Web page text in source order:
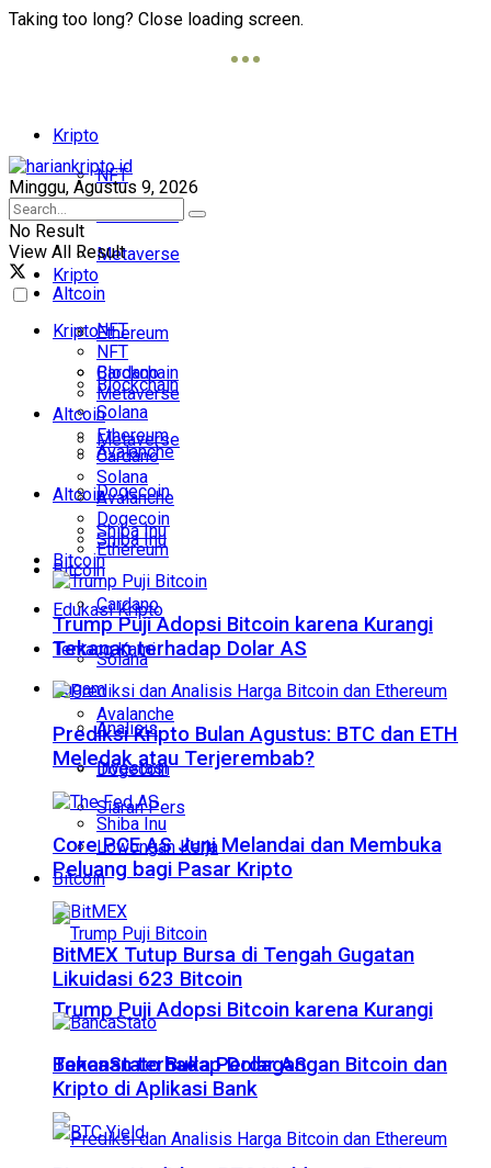
Taking too long? Close loading screen.
Kripto
NFT
Blockchain
Metaverse
Altcoin
Ethereum
Cardano
Solana
Avalanche
Dogecoin
Shiba Inu
Bitcoin
Edukasi Kripto
Tentang Kami
Ragam
Analisis
Investasi
Siaran Pers
Lowongan Kerja
Minggu, Agustus 9, 2026
No Result
View All Result
Kripto
NFT
Blockchain
Metaverse
Altcoin
Ethereum
Cardano
Solana
Avalanche
Dogecoin
Shiba Inu
Bitcoin
Trump Puji Adopsi Bitcoin karena Kurangi
Tekanan terhadap Dolar AS
Kripto
NFT
Blockchain
Metaverse
Altcoin
Ethereum
Cardano
Solana
Avalanche
Dogecoin
Shiba Inu
Bitcoin
Trump Puji Adopsi Bitcoin karena Kurangi
Tekanan terhadap Dolar AS
Prediksi Kripto Bulan Agustus: BTC dan ETH
Meledak atau Terjerembab?
Core PCE AS Juni Melandai dan Membuka
Peluang bagi Pasar Kripto
BitMEX Tutup Bursa di Tengah Gugatan
Likuidasi 623 Bitcoin
BancaStato Buka Perdagangan Bitcoin dan
Kripto di Aplikasi Bank